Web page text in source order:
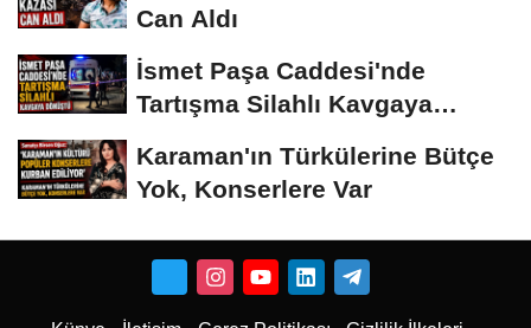
Can Aldı
İsmet Paşa Caddesi'nde
Tartışma Silahlı Kavgaya
Karaman'ın Türkülerine Bütçe
Yok, Konserlere Var